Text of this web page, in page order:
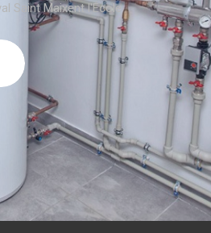
Saint Maixent l'École